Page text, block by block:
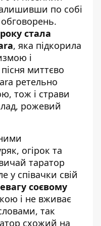
по собі
стала
, яка підкорила
і
пісня миттєво
ретельно
тож і страви
рожевий
огірок та
таратор
у співачки свій
соєвому
і не вживає
так
схожий на